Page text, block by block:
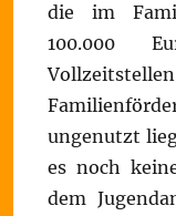
die im
100.000
ungenutzt
es noch
dem